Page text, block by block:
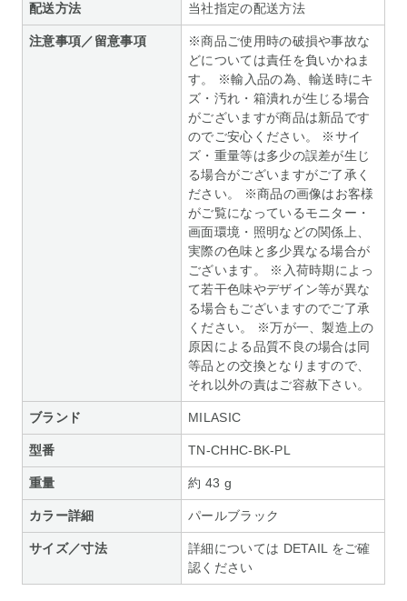
配送方法 当社指定の配送方法
注意事項／留意事項
※商品ご使用時の破損や事故な
どについては責任を負いかねま
す。 ※輸入品の為、輸送時にキ
ズ・汚れ・箱潰れが生じる場合
がございますが商品は新品です
のでご安心ください。 ※サイ
ズ・重量等は多少の誤差が生じ
る場合がございますがご了承く
ださい。 ※商品の画像はお客様
がご覧になっているモニター・
画面環境・照明などの関係上、
実際の色味と多少異なる場合が
ございます。 ※入荷時期によっ
て若干色味やデザイン等が異な
る場合もございますのでご了承
ください。 ※万が一、製造上の
原因による品質不良の場合は同
等品との交換となりますので、
それ以外の責はご容赦下さい。
ブランド MILASIC
型番 TN-CHHC-BK-PL
重量 約 43 g
カラー詳細 パールブラック
サイズ／寸法
詳細については DETAIL をご確
認ください